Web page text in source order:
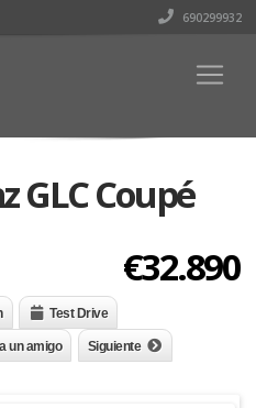
690299932
GLC Coupé
€32.890
Test Drive
un amigo Siguiente